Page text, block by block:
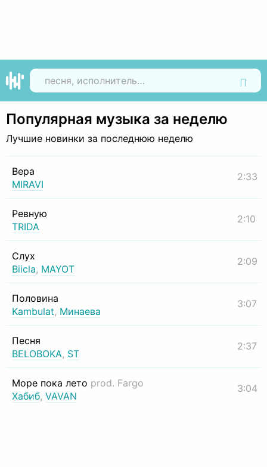
Популярная музыка за неделю
Лучшие новинки за последнюю неделю
Вера
MIRAVI
2:33
Ревную
TRIDA
2:10
Слух
Biicla, MAYOT
2:09
Половина
Kambulat, Минаева
3:07
Песня
BELOBOKA, ST
2:37
Море пока лето prod. Fargo
Хабиб, VAVAN
3:04